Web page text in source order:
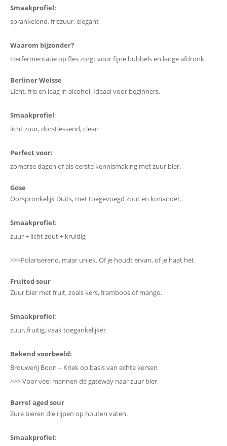
Smaakprofiel:
sprankelend, friszuur, elegant
Waarom bijzonder?
Herfermentatie op fles zorgt voor fijne bubbels en lange afdronk.
Berliner Weisse
Licht, fris en laag in alcohol. Ideaal voor beginners.
Smaakprofiel:
licht zuur, dorstlessend, clean
Perfect voor:
zomerse dagen of als eerste kennismaking met zuur bier.
Gose
Oorspronkelijk Duits, met toegevoegd zout en koriander.
Smaakprofiel:
zuur + licht zout + kruidig
>>>Polariserend, maar uniek. Of je houdt ervan, of je haat het.
Fruited sour
Zuur bier met fruit, zoals kers, framboos of mango.
Smaakprofiel:
zuur, fruitig, vaak toegankelijker
Bekend voorbeeld:
Brouwerij Boon – Kriek op basis van echte kersen
>>> Voor veel mannen dé gateway naar zuur bier.
Barrel aged sour
Zure bieren die rijpen op houten vaten.
Smaakprofiel: